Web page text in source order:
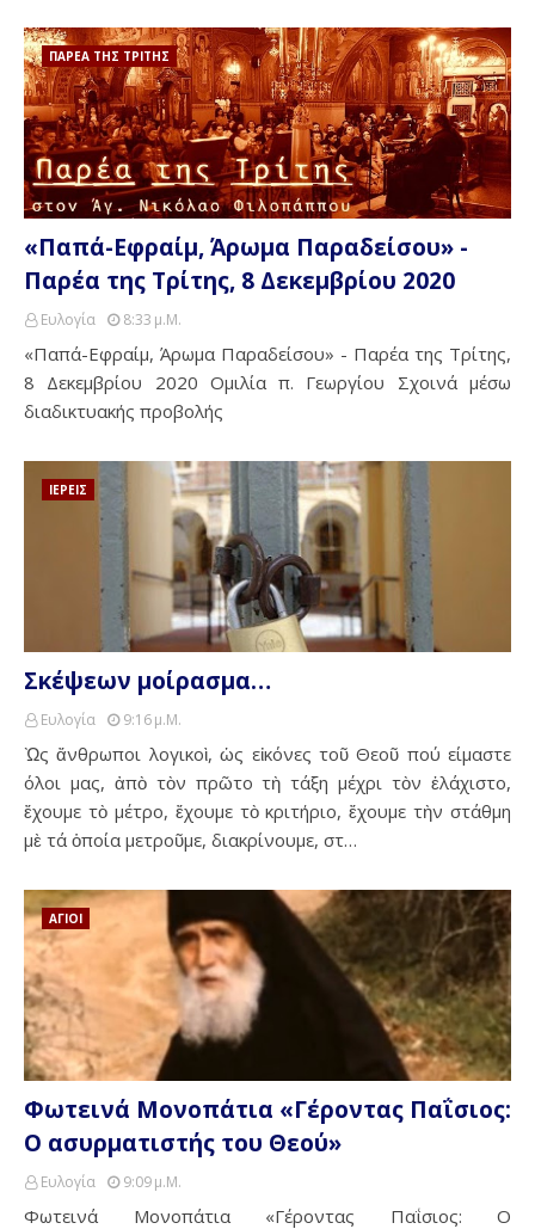
ΠΑΡΕΑ ΤΗΣ ΤΡΙΤΗΣ
«Παπά-Εφραίμ, Άρωμα Παραδείσου» -
Παρέα της Τρίτης, 8 Δεκεμβρίου 2020
Ευλογία 8:33 Μ.μ.
«Παπά-Εφραίμ, Άρωμα Παραδείσου» - Παρέα της Τρίτης,
8 Δεκεμβρίου 2020 Ομιλία π. Γεωργίου Σχοινά μέσω
διαδικτυακής προβολής
ΙΕΡΕΙΣ
Σκέψεων μοίρασμα…
Ευλογία 9:16 Μ.μ.
Ὼς ἄνθρωποι λογικοὶ, ὡς εἰκόνες τοῦ Θεοῦ πού είμαστε
όλοι μας, ἀπὸ τὸν πρῶτο τὴ τάξη μέχρι τὸν ἐλάχιστο,
ἔχουμε τὸ μέτρο, ἔχουμε τὸ κριτήριο, ἔχουμε τὴν στάθμη
μὲ τά ὁποία μετροῦμε, διακρίνουμε, στ…
ΑΓΙΟΙ
Φωτεινά Μονοπάτια «Γέροντας Παΐσιος:
Ο ασυρματιστής του Θεού»
Ευλογία 9:09 Μ.μ.
Φωτεινά Μονοπάτια «Γέροντας Παΐσιος: Ο